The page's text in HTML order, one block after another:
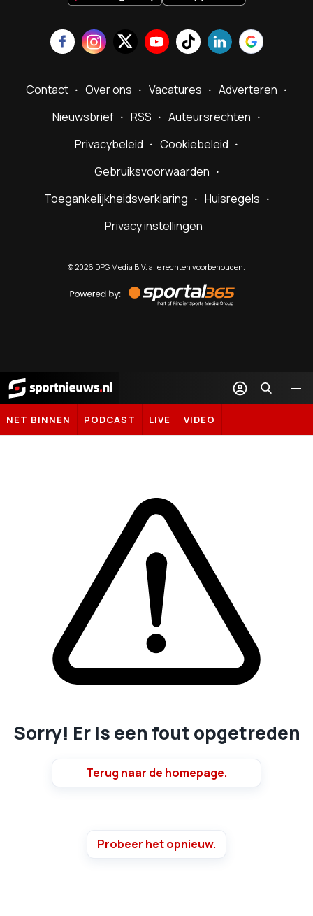
Contact Over ons Vacatures
Adverteren
Nieuwsbrief
RSS
Auteursrechten
Privacybeleid
Cookiebeleid
Gebruiksvoorwaarden
Toegankelijkheidsverklaring
Huisregels
Privacy instellingen
©2026 DPG Media B.V. alle rechten voorbehouden.
by
Sportal365
Sportnieuws.nl
NET BINNEN PODCAST LIVE VIDEO
Sorry! Er is een fout opgetreden
Terug naar de homepage.
Probeer het opnieuw.